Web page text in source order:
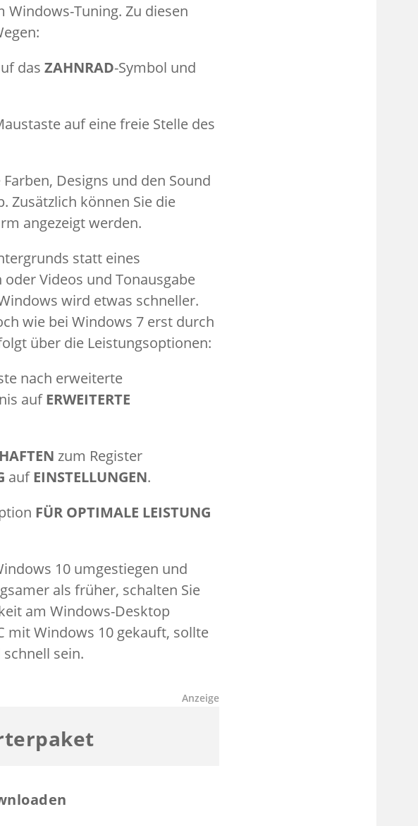
Windows-Tuning. Zu diesen
das ZAHNRAD-Symbol und
auf eine freie Stelle des
Designs und den Sound
Zusätzlich können Sie die
angezeigt werden.
statt eines
Videos und Tonausgabe
wird etwas schneller.
wie bei Windows 7 erst durch
über die Leistungsoptionen:
nach erweiterte
aufERWEITERTE
zum Register
aufEINSTELLUNGEN.
FÜR OPTIMALE LEISTUNG
10 umgestiegen und
als früher, schalten Sie
am Windows-Desktop
mit Windows 10 gekauft, sollte
sein.